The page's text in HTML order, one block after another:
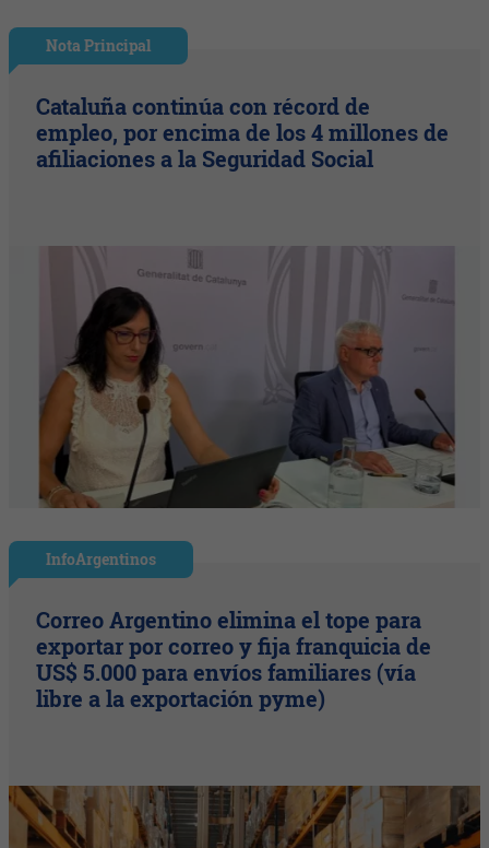
Nota Principal
Cataluña continúa con récord de
empleo, por encima de los 4 millones de
afiliaciones a la Seguridad Social
InfoArgentinos
Correo Argentino elimina el tope para
exportar por correo y fija franquicia de
US$ 5.000 para envíos familiares (vía
libre a la exportación pyme)